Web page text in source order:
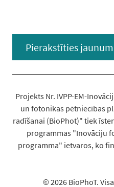
Pierakstīties
Projekts Nr. IVPP-EM-
un fotonikas pētniecības
radīšanai (BioPhot)" tiek
programmas "Inovāciju
programma" ietvaros, ko
© 2026 BioPhoT.